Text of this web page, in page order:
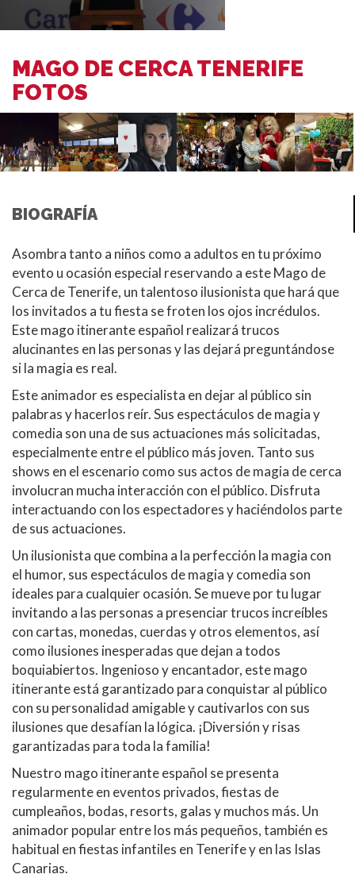
MAGO DE CERCA TENERIFE
FOTOS
BIOGRAFÍA
Asombra tanto a niños como a adultos en tu próximo
evento u ocasión especial reservando a este Mago de
Cerca de Tenerife, un talentoso ilusionista que hará que
los invitados a tu fiesta se froten los ojos incrédulos.
Este mago itinerante español realizará trucos
alucinantes en las personas y las dejará preguntándose
si la magia es real.
Este animador es especialista en dejar al público sin
palabras y hacerlos reír. Sus espectáculos de magia y
comedia son una de sus actuaciones más solicitadas,
especialmente entre el público más joven. Tanto sus
shows en el escenario como sus actos de magia de cerca
involucran mucha interacción con el público. Disfruta
interactuando con los espectadores y haciéndolos parte
de sus actuaciones.
Un ilusionista que combina a la perfección la magia con
el humor, sus espectáculos de magia y comedia son
ideales para cualquier ocasión. Se mueve por tu lugar
invitando a las personas a presenciar trucos increíbles
con cartas, monedas, cuerdas y otros elementos, así
como ilusiones inesperadas que dejan a todos
boquiabiertos. Ingenioso y encantador, este mago
itinerante está garantizado para conquistar al público
con su personalidad amigable y cautivarlos con sus
ilusiones que desafían la lógica. ¡Diversión y risas
garantizadas para toda la familia!
Nuestro mago itinerante español se presenta
regularmente en eventos privados, fiestas de
cumpleaños, bodas, resorts, galas y muchos más. Un
animador popular entre los más pequeños, también es
habitual en fiestas infantiles en Tenerife y en las Islas
Canarias.